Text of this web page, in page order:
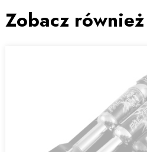
Zobacz również